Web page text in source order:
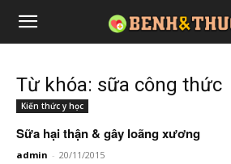
Từ khóa: sữa công thức
Kiến thức y học
Sữa hại thận & gây loãng xương
admin - 20/11/2015